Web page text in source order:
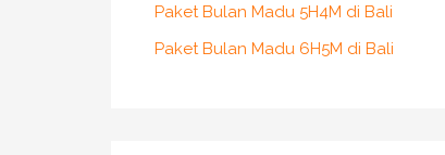
Paket Bulan Madu 5H4M di Bali
Paket Bulan Madu 6H5M di Bali